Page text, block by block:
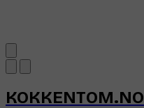
KOKKENTOM.NO